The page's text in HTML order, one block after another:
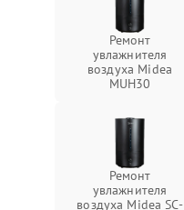
Ремонт
увлажнителя
воздуха Midea
MUH30
Ремонт
увлажнителя
воздуха Midea SC-